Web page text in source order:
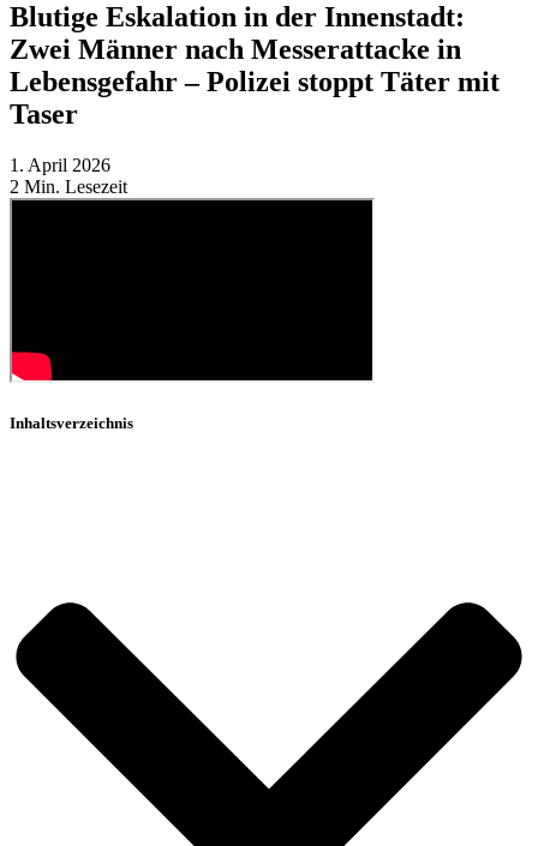
Blutige Eskalation in der Innenstadt:
Zwei Männer nach Messerattacke in
Lebensgefahr – Polizei stoppt Täter mit
Taser
1. April 2026
2 Min. Lesezeit
Inhaltsverzeichnis